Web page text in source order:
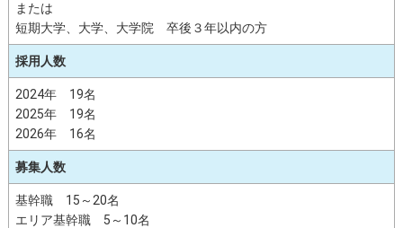
または
短期大学、大学、大学院 卒後３年以内の方
採用人数
2024年 19名
2025年 19名
2026年 16名
募集人数
基幹職 15～20名
エリア基幹職 5～10名